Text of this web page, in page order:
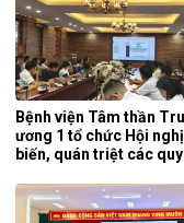
Bệnh viện Tâm thần
ương 1 tổ chức Hội
biến, quán triệt các